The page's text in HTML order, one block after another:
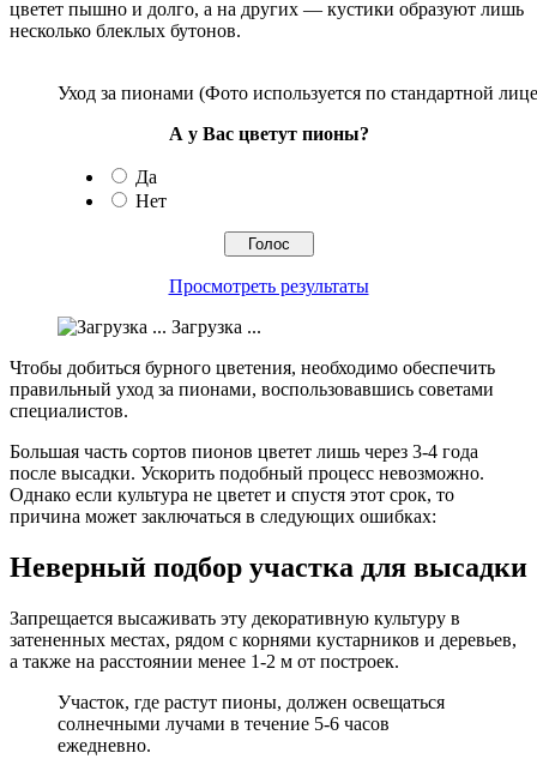
цветет пышно и долго, а на других — кустики образуют лишь
несколько блеклых бутонов.
Уход за пионами (Фото используется по стандартной
А у Вас цветут пионы?
Да
Нет
Просмотреть результаты
Загрузка ...
Чтобы добиться бурного цветения, необходимо обеспечить
правильный уход за пионами, воспользовавшись советами
специалистов.
Большая часть сортов пионов цветет лишь через 3-4 года
после высадки. Ускорить подобный процесс невозможно.
Однако если культура не цветет и спустя этот срок, то
причина может заключаться в следующих ошибках:
Неверный подбор участка для высадки
Запрещается высаживать эту декоративную культуру в
затененных местах, рядом с корнями кустарников и деревьев,
а также на расстоянии менее 1-2 м от построек.
Участок, где растут пионы, должен освещаться
солнечными лучами в течение 5-6 часов
ежедневно.